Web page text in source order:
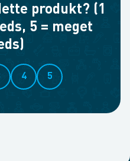
produkt? (1
5 = meget
4 5